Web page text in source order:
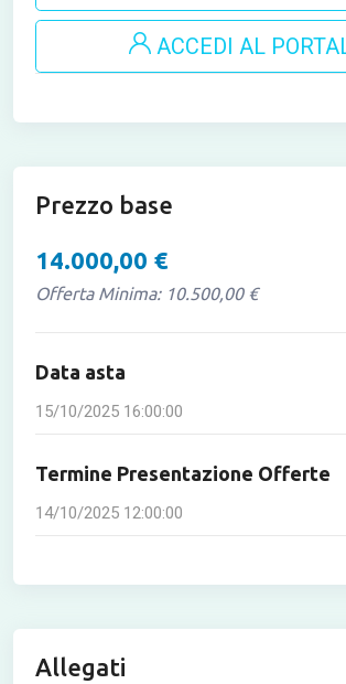
ACCEDI AL
Prezzo base
14.000,00 €
Offerta Minima: 10.500,00 €
Data asta
15/10/2025 16:00:00
Termine Presentazione Offerte
14/10/2025 12:00:00
Allegati